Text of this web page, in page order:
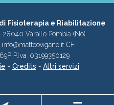
Fisioterapia e Riabilitazione
Varallo Pombia (No)
CF:
P.Iva: 03199350129
- Credits - Altri servizi